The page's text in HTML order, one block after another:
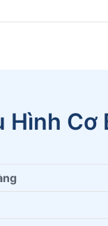
Hình Cơ